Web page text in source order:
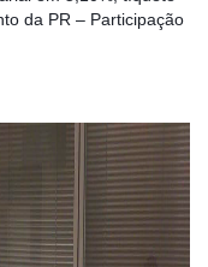
da PR – Participação